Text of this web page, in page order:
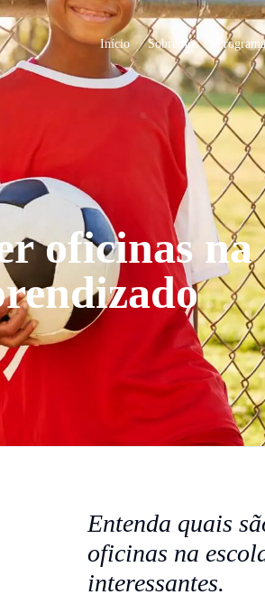
Início Sobre nós
oficinas na
Entenda quais
oficinas na
interessantes.